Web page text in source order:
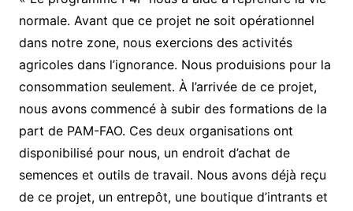
normale. Avant que ce projet ne soit opérationnel
dans notre zone, nous exercions des activités
agricoles dans l’ignorance. Nous produisions pour la
consommation seulement. À l’arrivée de ce projet,
nous avons commencé à subir des formations de la
part de PAM-FAO. Ces deux organisations ont
disponibilisé pour nous, un endroit d’achat de
semences et outils de travail. Nous avons déjà reçu
de ce projet, un entrepôt, une boutique d’intrants et